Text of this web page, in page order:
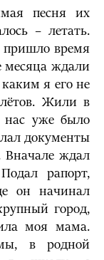
песня их
– летать.
пришло время
месяца ждали
я его не
Жили в
нас уже было
документы
Вначале ждал
рапорт,
он начинал
город,
моя мама.
в родной